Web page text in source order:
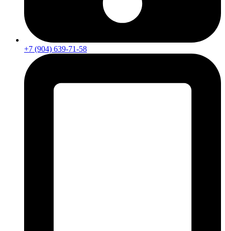
+7 (904) 639-71-58